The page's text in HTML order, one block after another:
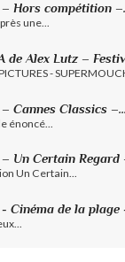
Hors compétition
une...
de Alex Lutz –
-
Cannes Classics –...
énoncé...
Un Certain Regard
Un Certain...
Cinéma de la plage